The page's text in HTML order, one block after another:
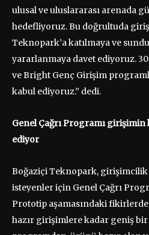
ulusal ve uluslararası arenada
hedefliyoruz. Bu doğrultuda
Teknopark’a katılmaya ve
yararlanmaya davet ediyoruz. 30
ve Bright Genç Girişim
kabul ediyoruz.” dedi.
Genel Çağrı Programı girişimin
ediyor
Boğaziçi Teknopark,
isteyenler için Genel Çağrı
Prototip aşamasındaki
hazır girişimlere kadar geniş